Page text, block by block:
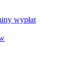
wypłat